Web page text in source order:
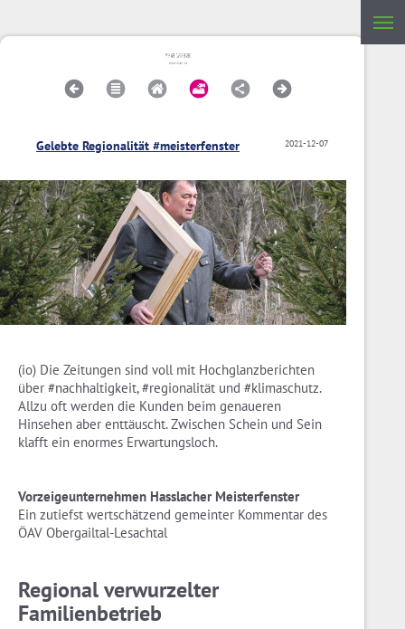
2021-12-07
Gelebte Regionalität #meisterfenster
(io) Die Zeitungen sind voll mit Hochglanzberichten
über #nachhaltigkeit, #regionalität und #klimaschutz.
Allzu oft werden die Kunden beim genaueren
Hinsehen aber enttäuscht. Zwischen Schein und Sein
klafft ein enormes Erwartungsloch.
Vorzeigeunternehmen Hasslacher Meisterfenster
Ein zutiefst wertschätzend gemeinter Kommentar des
ÖAV Obergailtal-Lesachtal
Regional verwurzelter
Familienbetrieb